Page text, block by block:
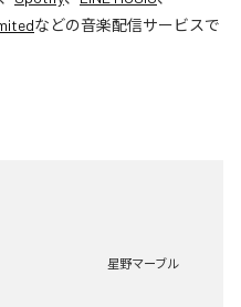
などの音楽配信サービスで
星野マーブル